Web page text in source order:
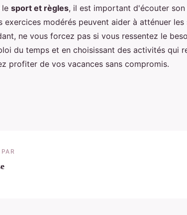
le sport et règles, il est important d'écouter
exercices modérés peuvent aider à atténuer
ne vous forcez pas si vous ressentez le
du temps et en choisissant des activités qui
profiter de vos vacances sans compromis.